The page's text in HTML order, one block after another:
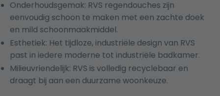
Onderhoudsgemak: RVS regendouches zijn
eenvoudig schoon te maken met een zachte doek
en mild schoonmaakmiddel.
Esthetiek: Het tijdloze, industriële design van RVS
past in iedere moderne tot industriële badkamer.
Milieuvriendelijk: RVS is volledig recyclebaar en
draagt bij aan een duurzame woonkeuze.